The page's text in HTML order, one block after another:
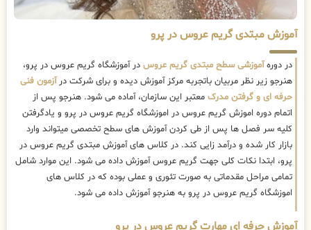
آموزش مبتدی گریم عروس در پرو
در دورهآموزشی سطح مبتدی گریم عروس در آموزشگاه گریم عروس در پرو،
هنرجو زیر نظر مربیان باتجربه مرکز آموزش دیده و برای شرکت درآزمون فنی
حرفه ای و گرفتن مدرک معتبر این سازمان، آماده می شود. هنرجو پس از
اتمام دوره اموزش گریم عروس در اموزشگاه گریم عروس در پرو و یادگرفتن
کلیه سر فصل ها پس از طی کردن آموزش های سطح تخصصی میتواند وارد
بازار کار شده و درآمد زایی کند. در کلاس های آموزش مبتدی گریم عروس در
پرو، ابتدا نکات کلی جهت گریم عروس آموزش داده می شود. این موارد شامل
تمامی مراحل مقدماتی به صورت تئوری و عملی بوده که در کلاس های
اموزشگاه گریم عروس در پرو به هنرجو آموزش داده می شود.
آموزش حرفه ای مهارت گریم عروس در پرو